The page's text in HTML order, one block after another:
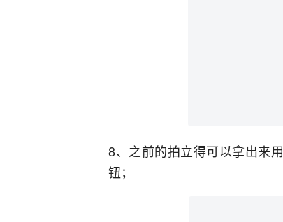
8、之前的拍立得可以拿出来
钮；